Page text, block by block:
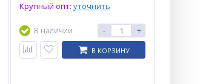
Крупный опт: уточнить
В наличии - +
В КОРЗИНУ